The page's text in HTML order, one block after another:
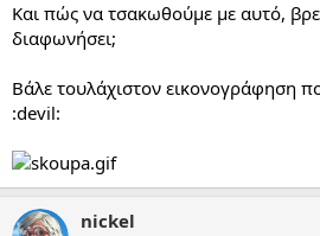
Και πώς να τσακωθούμε με αυτό,
διαφωνήσει;
Βάλε τουλάχιστον εικονογράφηση
:devil:
nickel